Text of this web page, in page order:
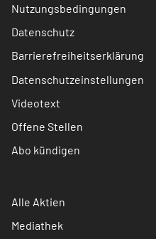
Nutzungsbedingungen
Datenschutz
Barrierefreiheitserklärung
Datenschutzeinstellungen
Videotext
Offene Stellen
Abo kündigen
Alle Aktien
Mediathek